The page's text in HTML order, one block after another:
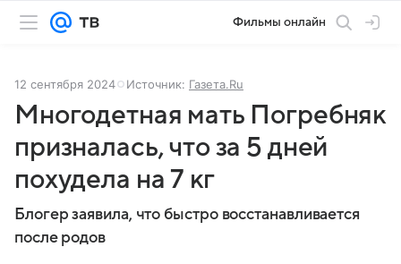
Фильмы онлайн
12 сентября 2024 Источник: Газета.Ru
Многодетная мать Погребняк
призналась, что за 5 дней
похудела на 7 кг
Блогер заявила, что быстро восстанавливается
после родов